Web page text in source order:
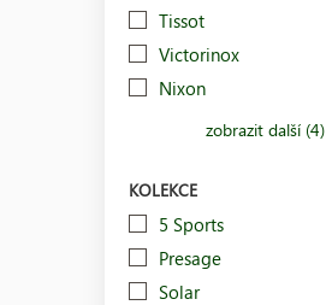
Tissot
Victorinox
Nixon
zobrazit další (4)
KOLEKCE
5 Sports
Presage
Solar